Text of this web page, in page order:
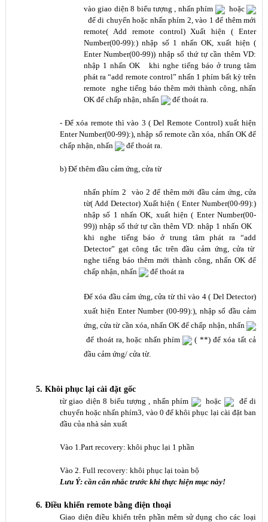
vào giao diện 8 biểu tượng , nhấn phím
hoặc
để di chuyển hoặc nhấn phím 2, vào 1 để thêm mới
remote( Add remote control) Xuất hiện ( Enter
Number(00-99):) nhập số 1 nhấn OK, xuất hiện (
Enter Number(00-99)) nhập số thứ tự cần thêm VD:
nhập 1 nhấn OK khi nghe tiếng báo ở trung tâm
phát ra “add remote control” nhấn 1 phím bất kỳ trên
remote nghe tiếng báo thêm mới thành công, nhấn
OK để chấp nhận, nhấn
để thoát ra.
- Để xóa remote thì vào 3 ( Del Remote Control) xuất hiện
Enter Number(00-99):), nhập số remote cần xóa, nhấn OK để
chấp nhận, nhấn
để thoát ra.
b) Để thêm đầu cảm ứng, cửa từ
nhấn phím 2 vào 2 để thêm mới đầu cảm ứng, cửa
từ( Add Detector) Xuất hiện ( Enter Number(00-99):)
nhập số 1 nhấn OK, xuất hiện ( Enter Number(00-
99)) nhập số thứ tự cần thêm VD: nhập 1 nhấn OK
khi nghe tiếng báo ở trung tâm phát ra “add
Detector” gạt công tắc trên đầu cảm ứng, cửa từ
nghe tiếng báo thêm mới thành công, nhấn OK để
chấp nhận, nhấn
để thoát ra
Để xóa đầu cảm ứng, cửa từ thì vào 4 ( Del Detector)
xuất hiện Enter Number (00-99):), nhập số đầu cảm
ứng, cửa từ cần xóa, nhấn OK để chấp nhận, nhấn
để thoát ra, hoặc nhấn phím
( **) để xóa tất cả
đầu cảm ứng/ cửa từ.
5. Khôi phục l ại cài đặt gốc
từ giao diện 8 biểu tượng , nhấn phím
hoặc
để di
chuyển hoặc nhấn phím3, vào 0 để khôi phục lại cài đặt ban
đầu của nhà sản xuất
Vào 1.Part recovery: khôi phục lại 1 phần
Vào 2. Full recovery: khôi phục lại toàn bộ
Lưu Ý: cần cân nhắc trước khi thực hiện mục này!
6. Điều khiển remote bằng điện thoại
Giao diện điều khiển trên phần mêm sử dụng cho các loại